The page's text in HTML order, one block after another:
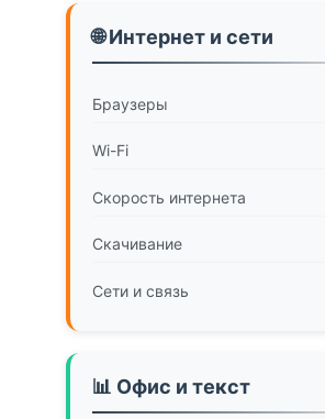
🌐 Интернет и сети
Браузеры
Wi-Fi
Скорость интернета
Скачивание
Сети и связь
📊 Офис и текст